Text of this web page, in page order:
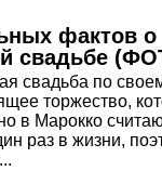
фактов о
свадьбе
свадьба по
торжество,
в Марокко
раз в жизни,